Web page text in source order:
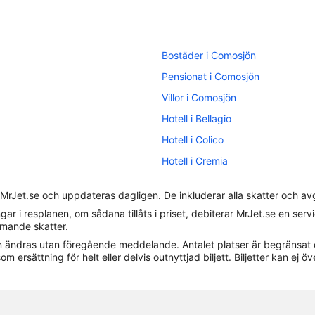
Bostäder i Comosjön
Pensionat i Comosjön
Villor i Comosjön
Hotell i Bellagio
Hotell i Colico
Hotell i Cremia
Hotell i Griante
Hotell i Menaggio
Hotell i Perledo
och uppdateras dagligen. De inkluderar alla skatter och
i resplanen, om sådana tillåts i priset, debiterar MrJet.se en
skatter.
utan föregående meddelande. Antalet platser är
ersättning för helt eller delvis outnyttjad biljett. Biljetter kan ej